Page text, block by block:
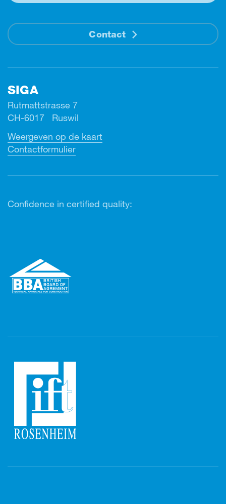
Contact
SIGA
Rutmattstrasse 7
CH-6017 Ruswil
Weergeven op de kaart
Contactformulier
Confidence in certified quality: